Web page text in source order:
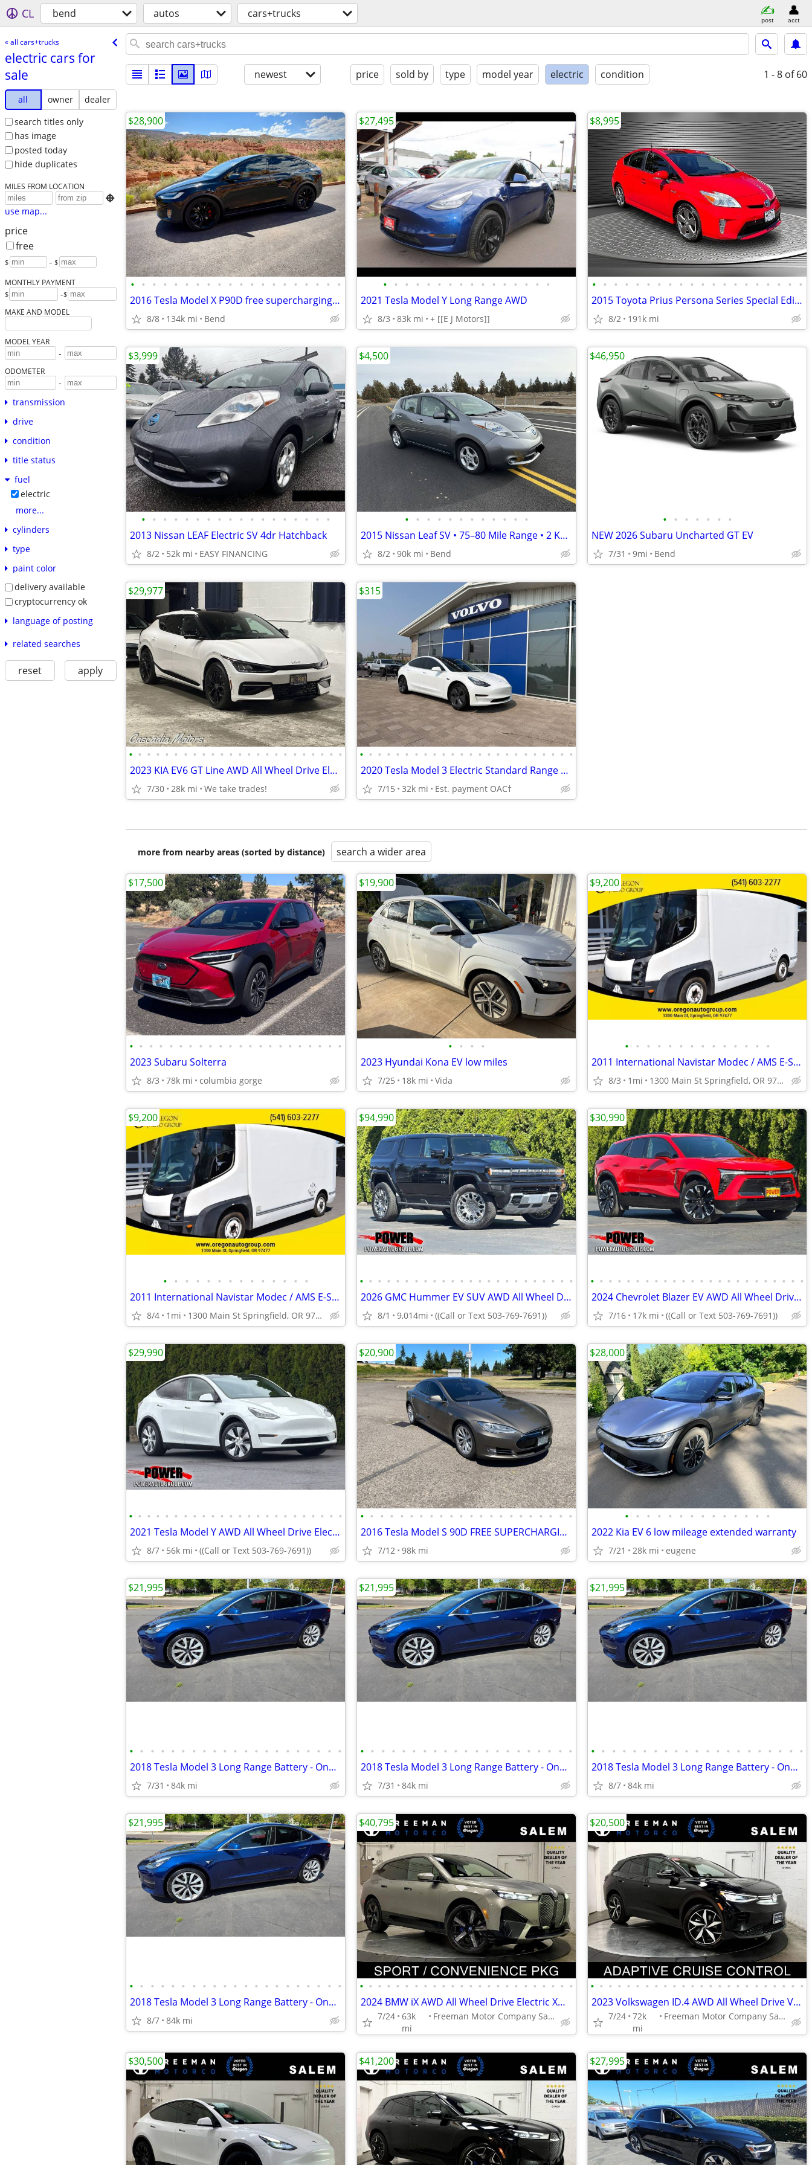
CL bend autos cars+trucks post acct
« all cars+trucks
electric cars for
sale
all owner
dealer
search titles only
has image
posted today
hide duplicates
MILES FROM LOCATION

use map...
price
free
$ – $
MONTHLY PAYMENT
$ -$
MAKE AND MODEL
MODEL YEAR
-
ODOMETER
-
transmission
drive
condition
title status
fuel
electric
more...
cylinders
type
paint color
delivery available
cryptocurrency ok
language of posting
related searches
reset apply
newest price sold by type model year electric condition 1 - 8 of 60
• • • • • • • • • • • • • • • • • • • •
2016 Tesla Model X P90D free supercharging and Ludicrous Plus
8/8 134k mi Bend
$28,900
• • • • • • • • • • • • • • • •
2021 Tesla Model Y Long Range AWD
8/3 83k mi + [[E J Motors]]
$27,495
• • • • • • • • • • • • • • • • • • • •
2015 Toyota Prius Persona Series Special Edition (8607 SE 82 AVE HAPPY
8/2 191k mi
$8,995
• • • • • • • • • • • • • • • • • •
2013 Nissan LEAF Electric SV 4dr Hatchback
8/2 52k mi EASY FINANCING
$3,999
• • • • • • • • • • • •
2015 Nissan Leaf SV • 75–80 Mile Range • 2 Keys • Charger Included
8/2 90k mi Bend
$4,500
• • • • • • •
NEW 2026 Subaru Uncharted GT EV
7/31 9mi Bend
$46,950
• • • • • • • • • • • • • • • • • • • • • • • •
2023 KIA EV6 GT Line AWD All Wheel Drive Electric
7/30 28k mi We take trades!
$29,977
• • • • • • • • • • • • • • • • • • • • • • • •
2020 Tesla Model 3 Electric Standard Range Plus Sedan
7/15 32k mi Est. payment OAC†
$315
more from nearby areas (sorted by distance) search a wider area
• • • • • • • • • • • • • • • • • • • • • •
2023 Subaru Solterra
8/3 78k mi columbia gorge
$17,500
• • • •
2023 Hyundai Kona EV low miles
7/25 18k mi Vida
$19,900
• • • • • • • • • • • • • •
2011 International Navistar Modec / AMS E-Star Electric Vehicle EV Van
8/3 1mi 1300 Main St Springfield, OR 97477
$9,200
• • • • • • • • • • • • • •
2011 International Navistar Modec / AMS E-Star Electric Vehicle EV Van
8/4 1mi 1300 Main St Springfield, OR 97477
$9,200
• • • • • • • • • • • • • • • • • • • • • • • •
2026 GMC Hummer EV SUV AWD All Wheel Drive Electric 3X SUV
8/1 9,014mi ((Call or Text 503-769-7691))
$94,990
• • • • • • • • • • • • • • • • • • • • • • • •
2024 Chevrolet Blazer EV AWD All Wheel Drive Chevy Electric RS SUV
7/16 17k mi ((Call or Text 503-769-7691))
$30,990
• • • • • • • • • • • • • • • • • • • • • • • •
2021 Tesla Model Y AWD All Wheel Drive Electric Long Range SUV
8/7 56k mi ((Call or Text 503-769-7691))
$29,990
• • • • • • • • • • • • • • • • • • • • • •
2016 Tesla Model S 90D FREE SUPERCHARGING
7/12 98k mi
$20,900
• • • • • • • • • • • • • •
2022 Kia EV 6 low mileage extended warranty
7/21 28k mi eugene
$28,000
• • • • • • • • • • • • • • • • • • • • •
2018 Tesla Model 3 Long Range Battery - One Owner!
7/31 84k mi
$21,995
• • • • • • • • • • • • • • • • • • • • •
2018 Tesla Model 3 Long Range Battery - One Owner!
7/31 84k mi
$21,995
• • • • • • • • • • • • • • • • • • • • •
2018 Tesla Model 3 Long Range Battery - One Owner!
8/7 84k mi
$21,995
• • • • • • • • • • • • • • • • • • • • •
2018 Tesla Model 3 Long Range Battery - One Owner!
8/7 84k mi
$21,995
• • • • • • • • • • • • • • • • • • • • • • • •
2024 BMW iX AWD All Wheel Drive Electric XDRIVE50 SPORT & CONV. PKGS | 21 AERO
7/24 63k
mi
Freeman Motor Company Salem
$40,795
• • • • • • • • • • • • • • • • • • • • • • • •
2023 Volkswagen ID.4 AWD All Wheel Drive VW Electric PRO S W/SK ON BATTERY | DU
7/24 72k
mi
Freeman Motor Company Salem
$20,500
$30,500 $41,200 $27,995